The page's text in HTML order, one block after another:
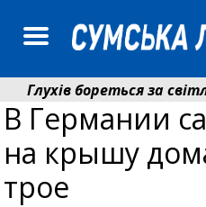
Глухів бореться за
Пенсійний фонд Сумщини
В Германии
на крышу
трое